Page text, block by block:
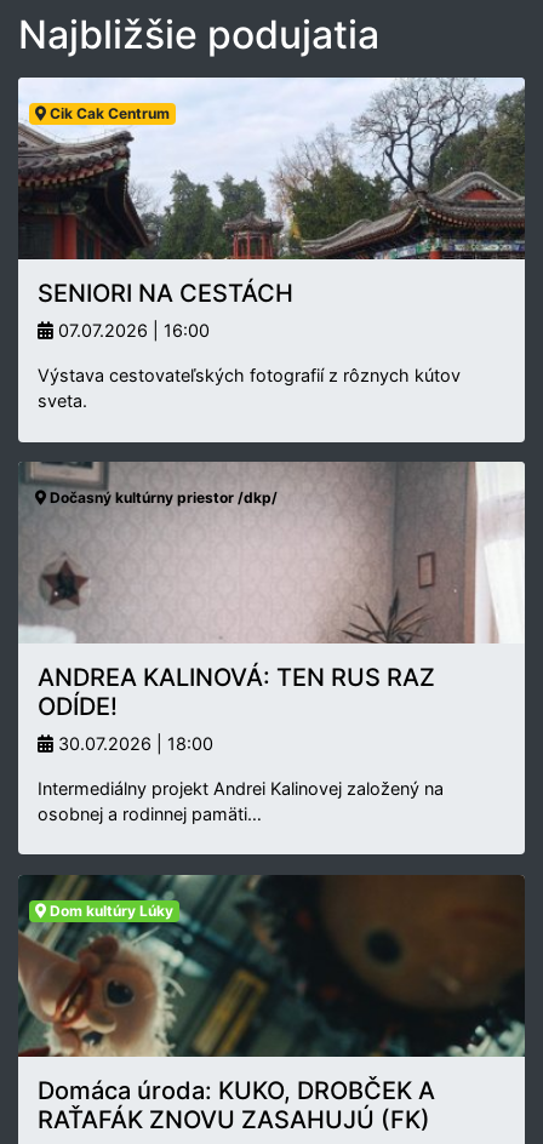
Najbližšie podujatia
Cik Cak Centrum
SENIORI NA CESTÁCH
07.07.2026 | 16:00
Výstava cestovateľských fotografií z rôznych kútov
sveta.
Dočasný kultúrny priestor /dkp/
ANDREA KALINOVÁ: TEN RUS RAZ
ODÍDE!
30.07.2026 | 18:00
Intermediálny projekt Andrei Kalinovej založený na
osobnej a rodinnej pamäti…
Dom kultúry Lúky
Domáca úroda: KUKO, DROBČEK A
RAŤAFÁK ZNOVU ZASAHUJÚ (FK)